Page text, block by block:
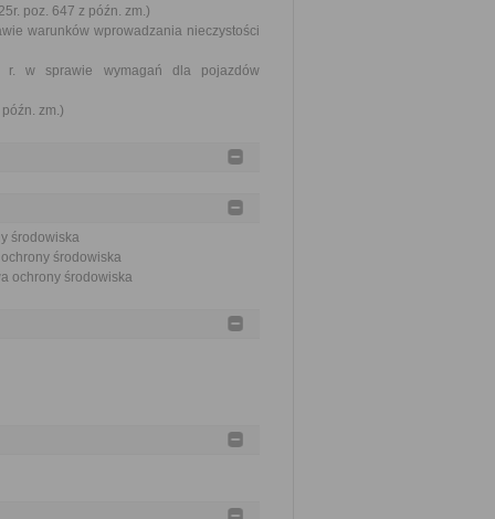
poz. 647 z późn. zm.)
warunków wprowadzania nieczystości
r. w sprawie wymagań dla pojazdów
zm.)
środowiska
środowiska
ochrony środowiska